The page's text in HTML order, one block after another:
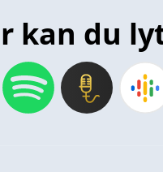
kan du